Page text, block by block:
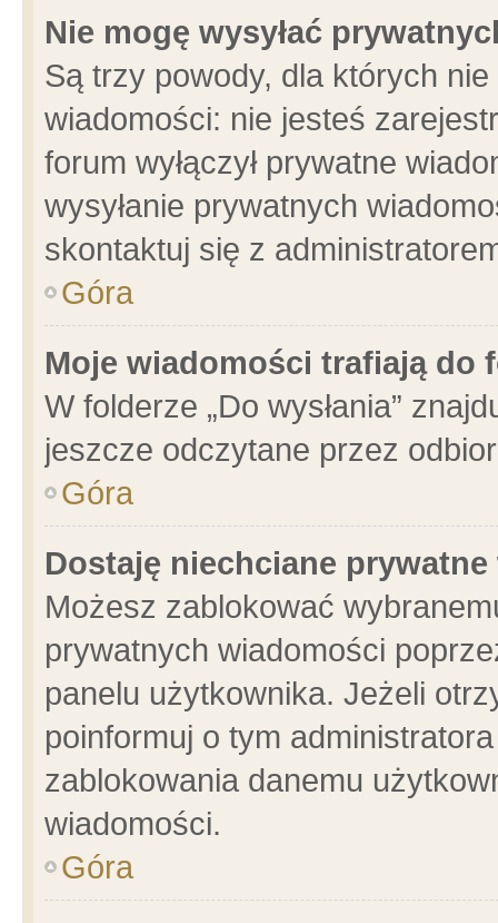
Nie mogę wysyłać
Są trzy powody, dla których
wiadomości: nie jesteś
forum wyłączył prywatne
wysyłanie prywatnych
skontaktuj się z
Góra
Moje wiadomości trafiają do
W folderze „Do wysłania”
jeszcze odczytane przez
Góra
Dostaję niechciane
Możesz zablokować
prywatnych wiadomości
panelu użytkownika. Jeżeli
poinformuj o tym
zablokowania danemu
wiadomości.
Góra